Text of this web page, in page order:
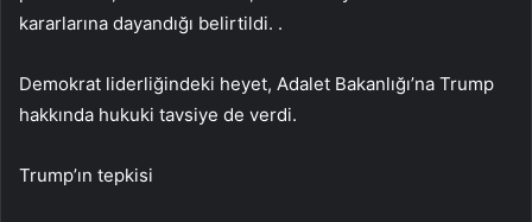
kararlarına dayandığı belirtildi. .
Demokrat liderliğindeki heyet, Adalet Bakanlığı’na Trump
hakkında hukuki tavsiye de verdi.
Trump’ın tepkisi